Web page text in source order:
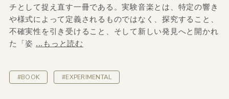
チとして捉え直す一冊である。実験音楽とは、特定の響き
や様式によって定義されるものではなく、探究すること、
不確実性を引き受けること、そして新しい発見へと開かれ
た「姿 ...もっと読む
#BOOK #EXPERIMENTAL